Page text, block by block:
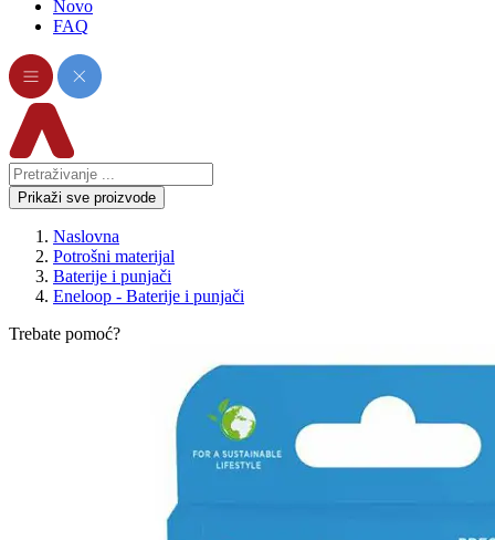
Novo
FAQ
Prikaži sve proizvode
Naslovna
Potrošni materijal
Baterije i punjači
Eneloop - Baterije i punjači
Trebate pomoć?